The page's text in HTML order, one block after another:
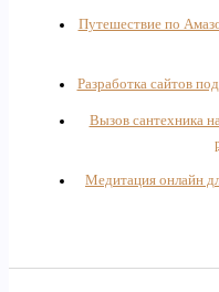
Путешествие по
Разработка сайтов
Вызов сантехника
Медитация онлайн